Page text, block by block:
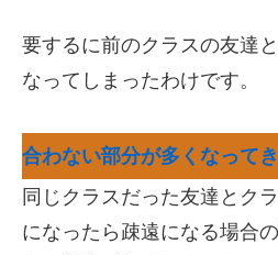
要するに前のクラスの友達
なってしまったわけです。
合わない部分が多くなって
同じクラスだった友達とク
になったら疎遠になる場合